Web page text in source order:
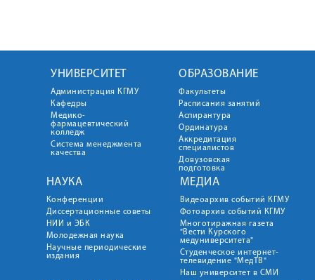
УНИВЕРСИТЕТ
Администрация КГМУ
Кафедры
Медико-
фармацевтический
колледж
Система менеджмента
качества
ОБРАЗОВАНИЕ
Факультеты
Расписания занятий
Аспирантура
Ординатура
Аккредитация
специалистов
Довузовская
подготовка
НАУКА
Конференции
Диссертационные советы
НИИ и ЭБК
Молодежная наука
Научные периодические
издания
МЕДИА
Видеоархив событий КГМУ
Фотоархив событий КГМУ
Многотиражная газета
"Вести Курского
медуниверситета"
Студенческое интернет-
телевидение "МедТВ"
Наш университет в СМИ